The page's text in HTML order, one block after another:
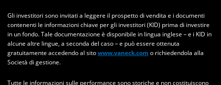
Gli investitori sono invitati a leggere il prospetto di vendita e i documenti
contenenti le informazioni chiave per gli investitori (KID) prima di investire
in un fondo. Tale documentazione è disponibile in lingua inglese – e i KID in
alcune altre lingue, a seconda del caso – e può essere ottenuta
gratuitamente accedendo al sitowww.vaneck.com o richiedendola alla
Società di gestione.
Tutte le informazioni sulle performance sono storiche e non costituiscono